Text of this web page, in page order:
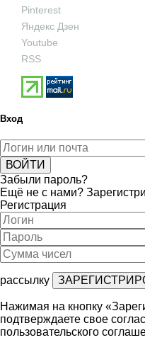
Pinterest
Яндекс Дзен
Youtube
RSS
Вход
Забыли пароль?
Ещё не с нами?
Регистрация
рассылку
Нажимая на кнопку
подтверждаете свое
пользовательского